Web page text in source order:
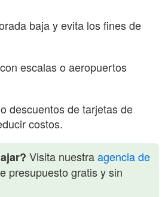
baja y evita los fines de
escalas o aeropuertos
descuentos de tarjetas de
costos.
Visita nuestraagencia de
presupuesto gratis y sin